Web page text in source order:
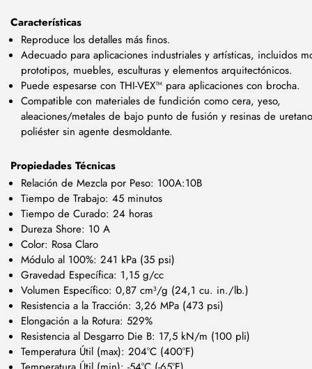
Características
Reproduce los detalles más finos.
Adecuado para aplicaciones industriales y artísticas, incluidos
prototipos, muebles, esculturas y elementos arquitectónicos.
Puede espesarse con THI-VEX™ para aplicaciones con brocha.
Compatible con materiales de fundición como cera, yeso,
aleaciones/metales de bajo punto de fusión y resinas de
poliéster sin agente desmoldante.
Propiedades Técnicas
Relación de Mezcla por Peso: 100A:10B
Tiempo de Trabajo: 45 minutos
Tiempo de Curado: 24 horas
Dureza Shore: 10 A
Color: Rosa Claro
Módulo al 100%: 241 kPa (35 psi)
Gravedad Específica: 1,15 g/cc
Volumen Específico: 0,87 cm³/g (24,1 cu. in./lb.)
Resistencia a la Tracción: 3,26 MPa (473 psi)
Elongación a la Rotura: 529%
Resistencia al Desgarro Die B: 17,5 kN/m (100 pli)
Temperatura Útil (max): 204°C (400°F)